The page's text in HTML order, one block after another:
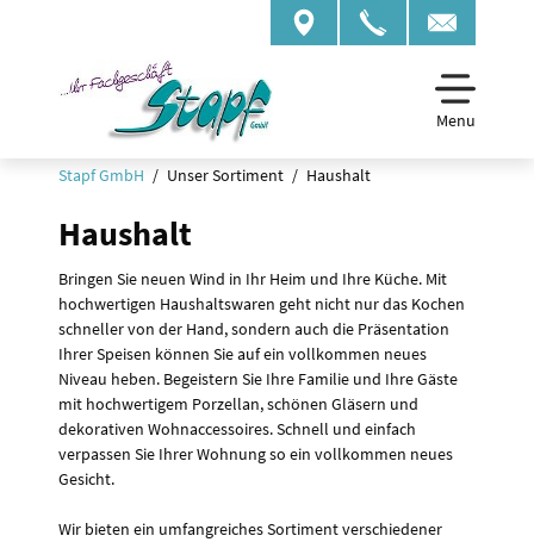
Menu
Stapf GmbH Unser Sortiment Haushalt
Haushalt
Bringen Sie neuen Wind in Ihr Heim und Ihre Küche. Mit
hochwertigen Haushaltswaren geht nicht nur das Kochen
schneller von der Hand, sondern auch die Präsentation
Ihrer Speisen können Sie auf ein vollkommen neues
Niveau heben. Begeistern Sie Ihre Familie und Ihre Gäste
mit hochwertigem Porzellan, schönen Gläsern und
dekorativen Wohnaccessoires. Schnell und einfach
verpassen Sie Ihrer Wohnung so ein vollkommen neues
Gesicht.
Wir bieten ein umfangreiches Sortiment verschiedener